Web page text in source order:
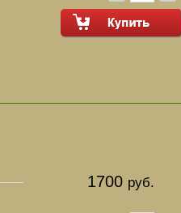
1700 руб.